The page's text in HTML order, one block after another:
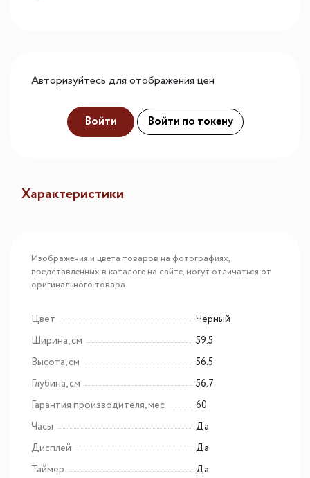
Авторизуйтесь для отображения цен
Войти Войти по токену
Характеристики
Изображения и цвета товаров на фотографиях,
представленных в каталоге на сайте, могут отличаться от
оригинального товара.
Цвет
Черный
Ширина, см
59.5
Высота, см
56.5
Глубина, см
56.7
Гарантия производителя, мес
60
Часы
Да
Дисплей
Да
Таймер
Да